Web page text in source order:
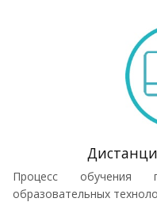
Процесс обучения
образовательных